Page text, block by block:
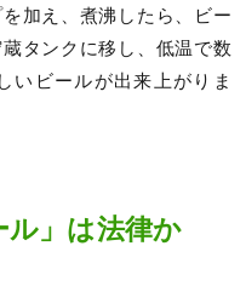
加え、煮沸したら、ビー
タンクに移し、低温で数
いビールが出来上がりま
ル」は法律か